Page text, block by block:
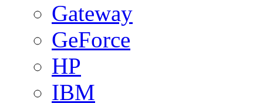
Gateway
GeForce
HP
IBM